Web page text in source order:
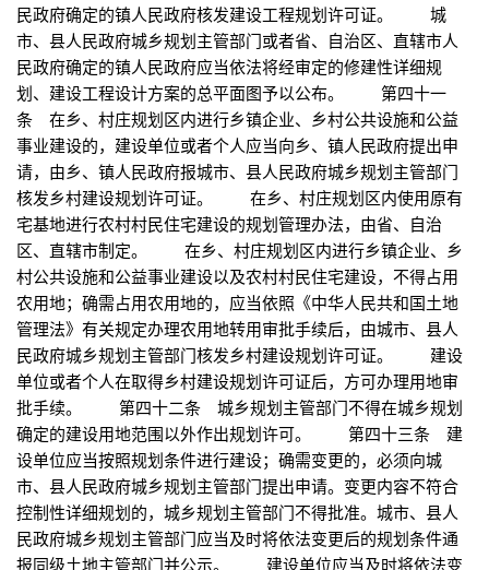
民政府确定的镇人民政府核发建设工程规划许可证。 城
市、县人民政府城乡规划主管部门或者省、自治区、直辖市人
民政府确定的镇人民政府应当依法将经审定的修建性详细规
划、建设工程设计方案的总平面图予以公布。 第四十一
条 在乡、村庄规划区内进行乡镇企业、乡村公共设施和公益
事业建设的，建设单位或者个人应当向乡、镇人民政府提出申
请，由乡、镇人民政府报城市、县人民政府城乡规划主管部门
核发乡村建设规划许可证。 在乡、村庄规划区内使用原有
宅基地进行农村村民住宅建设的规划管理办法，由省、自治
区、直辖市制定。 在乡、村庄规划区内进行乡镇企业、乡
村公共设施和公益事业建设以及农村村民住宅建设，不得占用
农用地；确需占用农用地的，应当依照《中华人民共和国土地
管理法》有关规定办理农用地转用审批手续后，由城市、县人
民政府城乡规划主管部门核发乡村建设规划许可证。 建设
单位或者个人在取得乡村建设规划许可证后，方可办理用地审
批手续。 第四十二条 城乡规划主管部门不得在城乡规划
确定的建设用地范围以外作出规划许可。 第四十三条 建
设单位应当按照规划条件进行建设；确需变更的，必须向城
市、县人民政府城乡规划主管部门提出申请。变更内容不符合
控制性详细规划的，城乡规划主管部门不得批准。城市、县人
民政府城乡规划主管部门应当及时将依法变更后的规划条件通
报同级土地主管部门并公示。 建设单位应当及时将依法变